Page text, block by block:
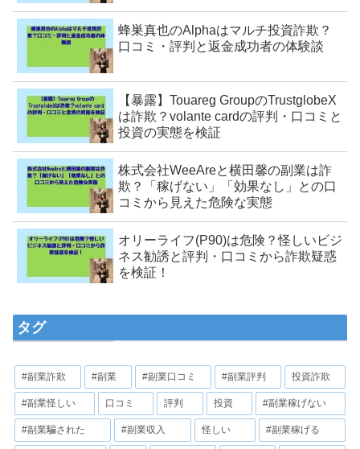
蜂巣真也のAlphaはマルチ投資詐欺？
口コミ・評判と返金成功者の体験談
【暴露】Touareg GroupのTrustglobeX
は詐欺？volante cardの評判・口コミと
投資の実態を検証
株式会社WeeAreと横田馨の副業は詐
欺？「稼げない」「効果なし」との口
コミから見えた危険な実態
オリーライフ(P90)は危険？怪しいビジ
ネス勧誘と評判・口コミから詐欺疑惑
を検証！
タグ
#副業詐欺 #副業 #副業口コミ #副業評判 投資詐欺
#副業怪しい 口コミ 評判 投資 #副業稼げない
#副業騙された #副業収入 怪しい #副業稼げる